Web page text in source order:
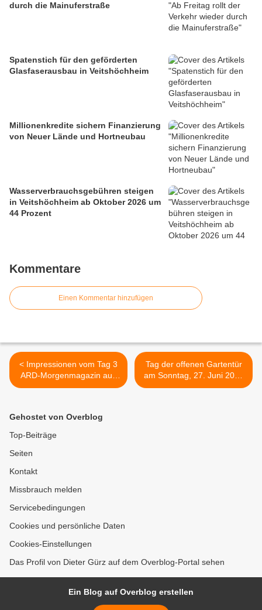
durch die Mainuferstraße
Spatenstich für den geförderten
Glasfaserausbau in Veitshöchheim
Millionenkredite sichern Finanzierung
von Neuer Lände und Hortneubau
Wasserverbrauchsgebühren steigen
in Veitshöchheim ab Oktober 2026 um
44 Prozent
Kommentare
Einen Kommentar hinzufügen
< Impressionen vom Tag 3
ARD-Morgenmagazin aus
Veitshöchheim -
Tag der offenen Gartentür
am Sonntag, 27. Juni 2021
im Landkreis Würzburg -
Gehostet von Overblog
Top-Beiträge
Seiten
Kontakt
Missbrauch melden
Servicebedingungen
Cookies und persönliche Daten
Cookies-Einstellungen
Das Profil von Dieter Gürz auf dem Overblog-Portal sehen
Ein Blog auf Overblog erstellen